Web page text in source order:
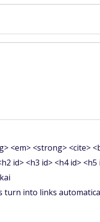
<em> <strong> <cite>
id> <h3 id> <h4 id> <h5
turn into links